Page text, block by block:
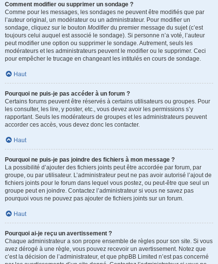
Comment modifier ou supprimer un sondage ?
Comme pour les messages, les sondages ne peuvent être modifiés que par
l’auteur original, un modérateur ou un administrateur. Pour modifier un
sondage, cliquez sur le bouton Modifierdu premier message du sujet (c’est
toujours celui auquel est associé le sondage). Si personne n’a voté, l’auteur
peut modifier une option ou supprimer le sondage. Autrement, seuls les
modérateurs et les administrateurs peuvent le modifier ou le supprimer. Ceci
pour empêcher le trucage en changeant les intitulés en cours de sondage.
Haut
Pourquoi ne puis-je pas accéder à un forum ?
Certains forums peuvent être réservés à certains utilisateurs ou groupes. Pour
les consulter, les lire, y poster, etc., vous devez avoir les permissions s’y
rapportant. Seuls les modérateurs de groupes et les administrateurs peuvent
accorder ces accès, vous devez donc les contacter.
Haut
Pourquoi ne puis-je pas joindre des fichiers à mon message ?
La possibilité d’ajouter des fichiers joints peut être accordée par forum, par
groupe, ou par utilisateur. L’administrateur peut ne pas avoir autorisé l’ajout de
fichiers joints pour le forum dans lequel vous postez, ou peut-être que seul un
groupe peut en joindre. Contactez l’administrateur si vous ne savez pas
pourquoi vous ne pouvez pas ajouter de fichiers joints sur un forum.
Haut
Pourquoi ai-je reçu un avertissement ?
Chaque administrateur a son propre ensemble de règles pour son site. Si vous
avez dérogé à une règle, vous pouvez recevoir un avertissement. Notez que
c’est la décision de l’administrateur, et que phpBB Limited n’est pas concerné